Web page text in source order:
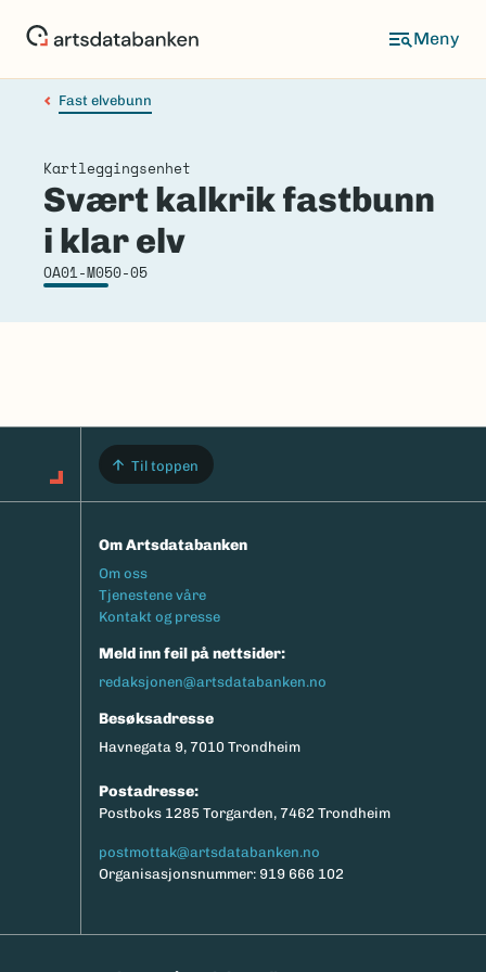
Fast elvebunn
Kartleggingsenhet
Svært kalkrik fastbunn
i klar elv
OA01-M050-05
Til toppen
Om Artsdatabanken
Footermeny
Om oss
Tjenestene våre
Kontakt og presse
Meld inn feil på nettsider:
redaksjonen@artsdatabanken.no
Besøksadresse
Havnegata 9, 7010 Trondheim
Postadresse:
Postboks 1285 Torgarden, 7462 Trondheim
postmottak@artsdatabanken.no
Organisasjonsnummer: 919 666 102